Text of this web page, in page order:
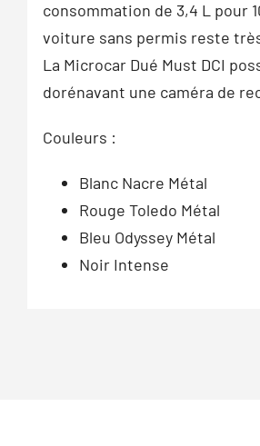
consommation de 3,4 L pour
voiture sans permis reste
La Microcar Dué Must DCI
dorénavant une caméra de
Couleurs :
Blanc Nacre Métal
Rouge Toledo Métal
Bleu Odyssey Métal
Noir Intense